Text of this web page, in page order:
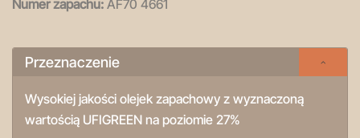
Numer zapachu: AF70 4661
Przeznaczenie
Wysokiej jakości olejek zapachowy z wyznaczoną
wartością UFIGREEN na poziomie 27%